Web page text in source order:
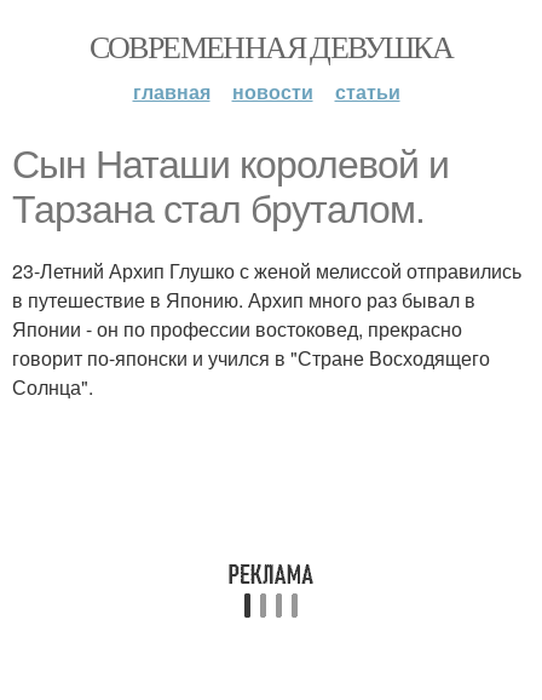
СОВРЕМЕННАЯ ДЕВУШКА
главная новости статьи
Сын Наташи королевой и
Тарзана стал бруталом.
23-Летний Архип Глушко с женой мелиссой отправились
в путешествие в Японию. Архип много раз бывал в
Японии - он по профессии востоковед, прекрасно
говорит по-японски и учился в "Стране Восходящего
Солнца".